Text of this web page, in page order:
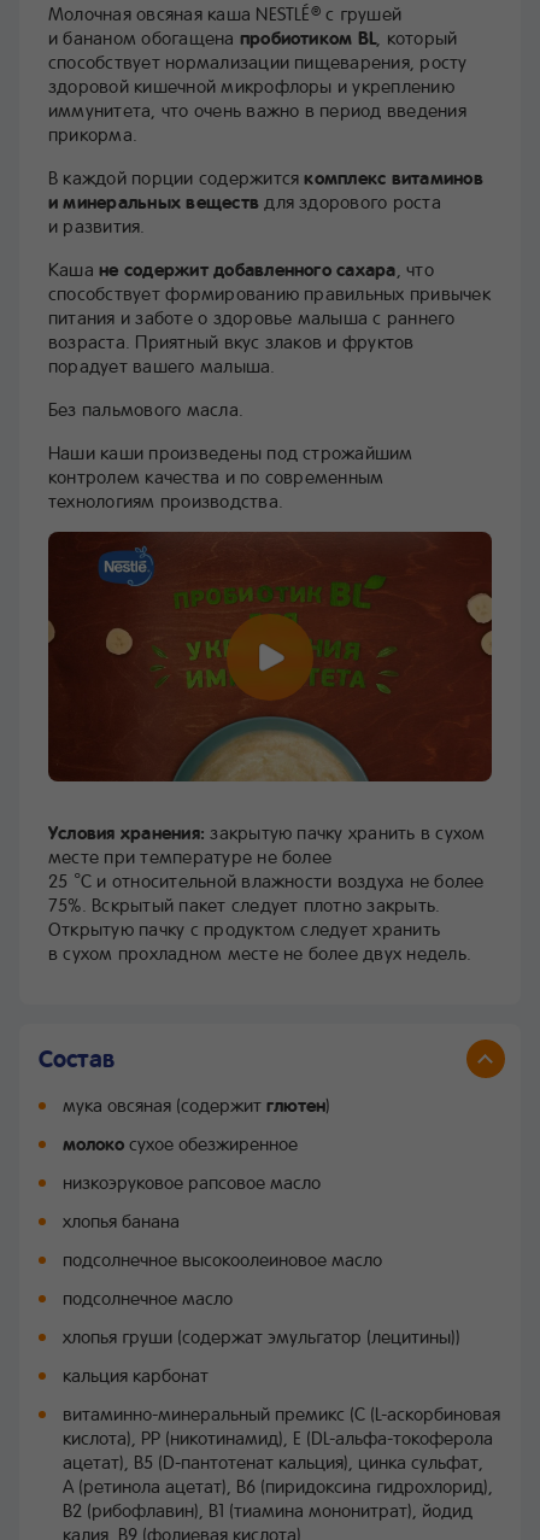
Молочная овсяная каша NESTLÉ®с грушей
и бананом обогащена пробиотиком BL, который
способствует нормализации пищеварения, росту
здоровой кишечной микрофлоры и укреплению
иммунитета, что очень важно в период введения
прикорма.
В каждой порции содержитсякомплекс витаминов
и минеральных веществ для здорового роста
и развития.
Кашане содержит добавленного сахара, что
способствует формированию правильных привычек
питания и заботе о здоровье малыша с раннего
возраста. Приятный вкус злаков и фруктов
порадует вашего малыша.
Без пальмового масла.
Наши каши произведены под строжайшим
контролем качества и по современным
технологиям производства.
Условия хранения: закрытую пачку хранить в сухом
месте при температуре не более
25 °С и относительной влажности воздуха не более
75%. Вскрытый пакет следует плотно закрыть.
Открытую пачку с продуктом следует хранить
в сухом прохладном месте не более двух недель.
Состав
мука овсяная (содержит глютен)
молоко сухое обезжиренное
низкоэруковое рапсовое масло
хлопья банана
подсолнечное высокоолеиновое масло
подсолнечное масло
хлопья груши (содержат эмульгатор (лецитины))
кальция карбонат
витаминно-минеральный премикс (C (L-аскорбиновая
кислота), PP (никотинамид), E (DL-альфа-токоферола
ацетат), B5 (D-пантотенат кальция), цинка сульфат,
A (ретинола ацетат), B6 (пиридоксина гидрохлорид),
B2 (рибофлавин), B1 (тиамина мононитрат), йодид
калия, B9 (фолиевая кислота),